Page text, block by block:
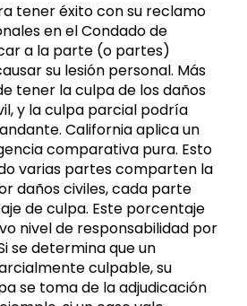
tener éxito con su reclamo
en el Condado de
a la parte (o partes)
su lesión personal. Más
tener la culpa de los daños
y la culpa parcial podría
California aplica un
comparativa pura. Esto
varias partes comparten la
daños civiles, cada parte
de culpa. Este porcentaje
nivel de responsabilidad por
se determina que un
culpable, su
se toma de la adjudicación